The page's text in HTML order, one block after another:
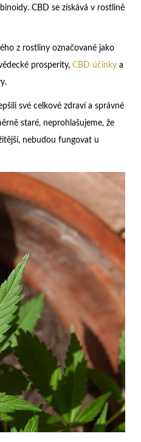
CBD se získává v rostlině
z rostliny označované jako
prosperity, CBD účinkya
své celkové zdraví a správné
staré, neprohlašujeme, že
nebudou fungovat u